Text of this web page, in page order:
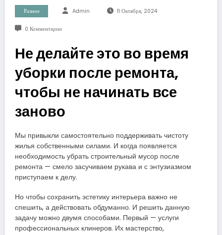
Разное Admin 11 Октября, 2024
0 Комментарии
Не делайте это во время
уборки после ремонта,
чтобы не начинать все
заново
Мы привыкли самостоятельно поддерживать чистоту
жилья собственными силами. И когда появляется
необходимость убрать строительный мусор после
ремонта — смело засучиваем рукава и с энтузиазмом
приступаем к делу.
Но чтобы сохранить эстетику интерьера важно не
спешить, а действовать обдуманно. И решить данную
задачу можно двумя способами. Первый — услуги
профессиональных клинеров. Их мастерство,